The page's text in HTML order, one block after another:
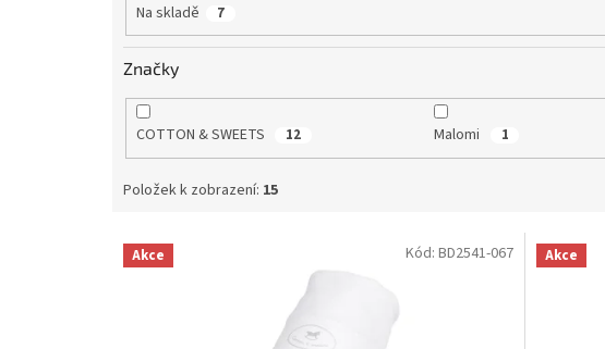
Na skladě 7
Značky
COTTON & SWEETS 12 Malomi 1
Položek k zobrazení: 15
V Akce Kód:BD2541-067 Akce